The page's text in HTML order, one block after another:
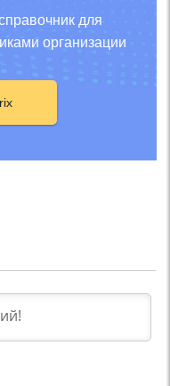
для
организации